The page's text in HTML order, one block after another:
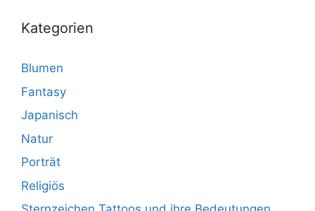
Kategorien
Blumen
Fantasy
Japanisch
Natur
Porträt
Religiös